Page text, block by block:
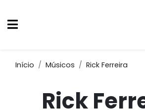
Início Músicos Rick Ferreira
Rick